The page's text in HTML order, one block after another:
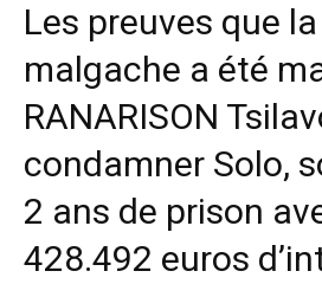
Les preuves que
malgache a été
RANARISON
condamner Solo,
2 ans de prison
428.492 euros